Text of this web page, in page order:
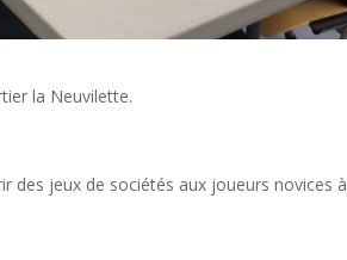
la Neuvilette.
des jeux de sociétés aux joueurs novices